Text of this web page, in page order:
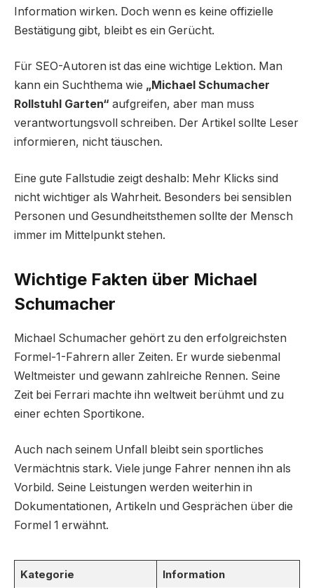
Information wirken. Doch wenn es keine offizielle
Bestätigung gibt, bleibt es ein Gerücht.
Für SEO-Autoren ist das eine wichtige Lektion. Man
kann ein Suchthema wie „Michael Schumacher
Rollstuhl Garten“ aufgreifen, aber man muss
verantwortungsvoll schreiben. Der Artikel sollte Leser
informieren, nicht täuschen.
Eine gute Fallstudie zeigt deshalb: Mehr Klicks sind
nicht wichtiger als Wahrheit. Besonders bei sensiblen
Personen und Gesundheitsthemen sollte der Mensch
immer im Mittelpunkt stehen.
Wichtige Fakten über Michael
Schumacher
Michael Schumacher gehört zu den erfolgreichsten
Formel-1-Fahrern aller Zeiten. Er wurde siebenmal
Weltmeister und gewann zahlreiche Rennen. Seine
Zeit bei Ferrari machte ihn weltweit berühmt und zu
einer echten Sportikone.
Auch nach seinem Unfall bleibt sein sportliches
Vermächtnis stark. Viele junge Fahrer nennen ihn als
Vorbild. Seine Leistungen werden weiterhin in
Dokumentationen, Artikeln und Gesprächen über die
Formel 1 erwähnt.
Kategorie Information